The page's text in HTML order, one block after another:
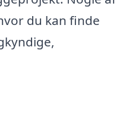
du kan finde